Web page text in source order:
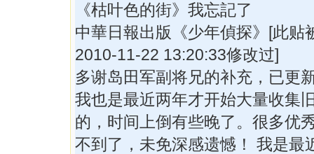
《枯叶色的街》我忘記了
中華日報出版《少年偵探》[此贴
2010-11-22 13:20:33修改过]
多谢岛田军副将兄的补充，已更
我也是最近两年才开始大量收集
的，时间上倒有些晚了。很多优
不到了，未免深感遗憾！ 我是最